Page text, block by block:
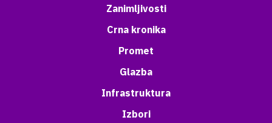
Zanimljivosti
Crna kronika
Promet
Glazba
Infrastruktura
Izbori